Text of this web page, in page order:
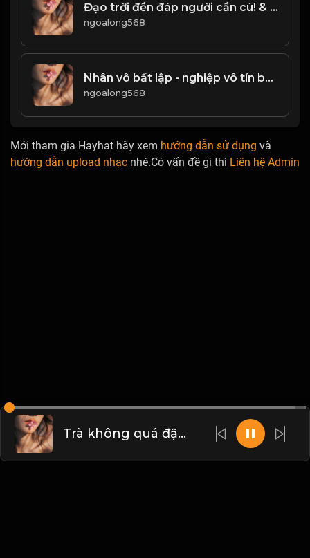
Đạo trời đền đáp người cần cù! & Đạo
ngoalong568
Nhân vô bất lập - nghiệp vô tín bất hưng! Đạo
ngoalong568
Mới tham gia Hayhat hãy xem hướng dẫn sử dụng và
hướng dẫn upload nhạc nhé.Có vấn đề gì thì Liên hệ Admin
Trà không quá đậm, cơm không quá no! & Đạo